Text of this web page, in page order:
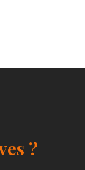
?